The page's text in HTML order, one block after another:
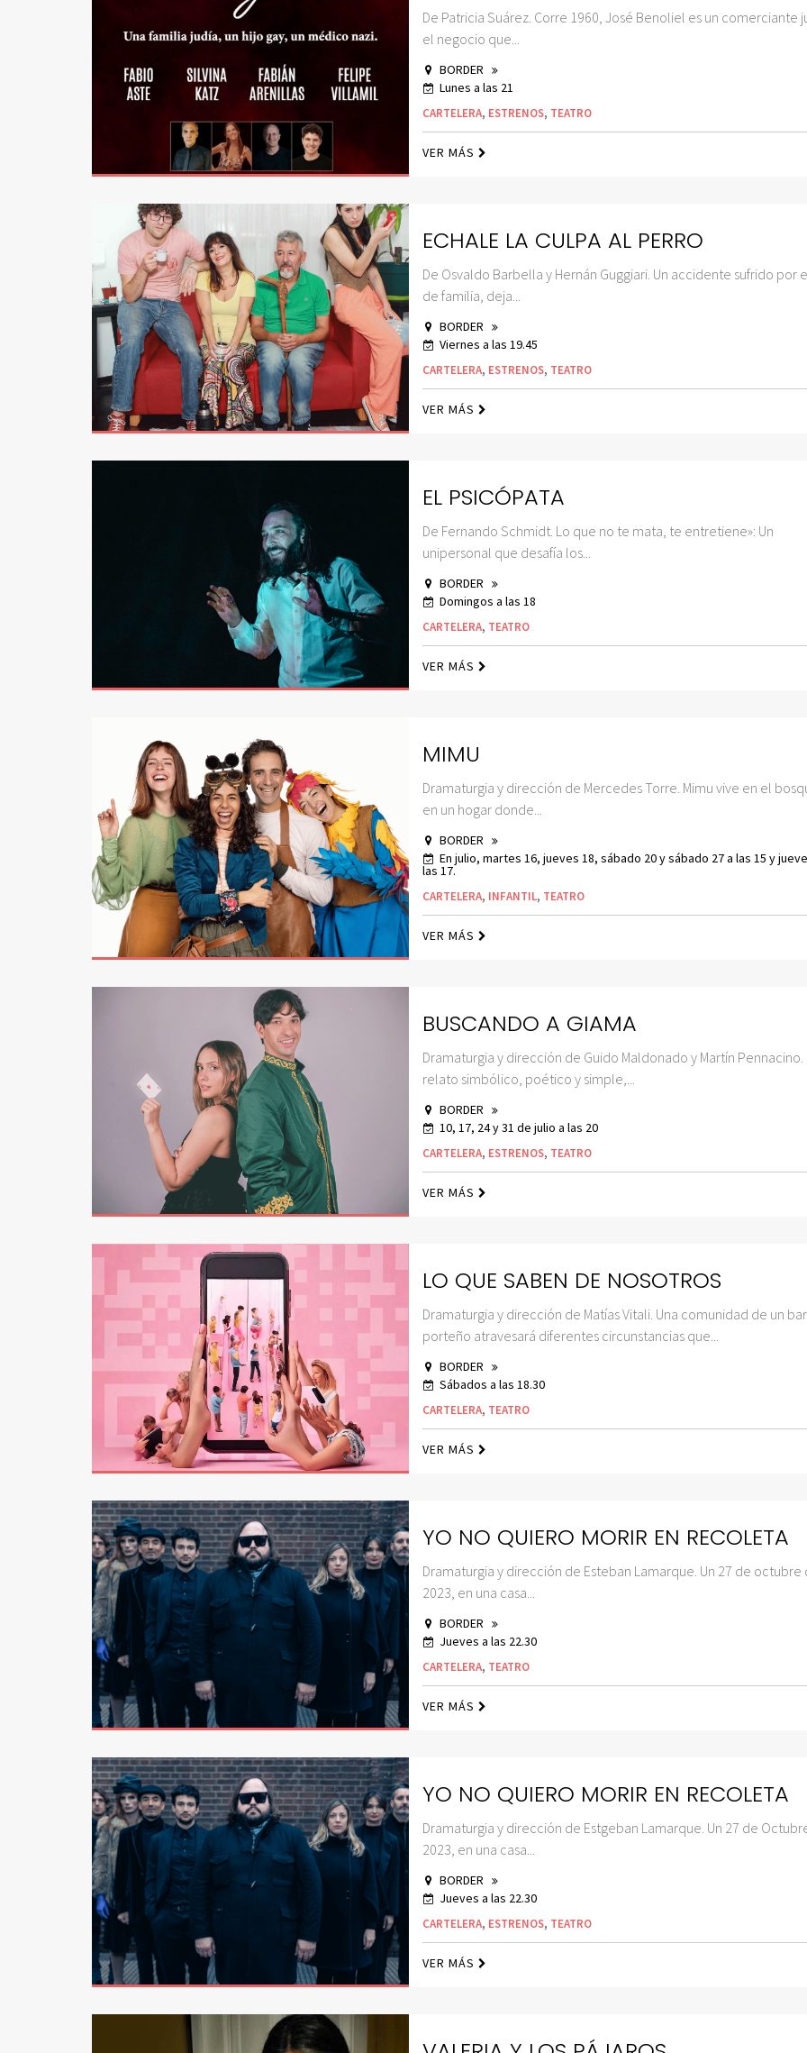
De Patricia Suárez. Corre 1960, José Benoliel es un comerciante
el negocio que...
BORDER
Lunes a las 21
CARTELERA, ESTRENOS, TEATRO
VER MÁS
ECHALE LA CULPA AL PERRO
De Osvaldo Barbella y Hernán Guggiari. Un accidente sufrido por
de familia, deja...
BORDER
Viernes a las 19.45
CARTELERA, ESTRENOS, TEATRO
VER MÁS
EL PSICÓPATA
De Fernando Schmidt. Lo que no te mata, te entretiene»: Un
unipersonal que desafía los...
BORDER
Domingos a las 18
CARTELERA, TEATRO
VER MÁS
MIMU
Dramaturgia y dirección de Mercedes Torre. Mimu vive en el
en un hogar donde...
BORDER
En julio, martes 16, jueves 18, sábado 20 y sábado 27 a las 15 y
las 17.
CARTELERA, INFANTIL, TEATRO
VER MÁS
BUSCANDO A GIAMA
Dramaturgia y dirección de Guido Maldonado y Martín Pennacino.
relato simbólico, poético y simple,...
BORDER
10, 17, 24 y 31 de julio a las 20
CARTELERA, ESTRENOS, TEATRO
VER MÁS
LO QUE SABEN DE NOSOTROS
Dramaturgia y dirección de Matías Vitali. Una comunidad de un
porteño atravesará diferentes circunstancias que...
BORDER
Sábados a las 18.30
CARTELERA, TEATRO
VER MÁS
YO NO QUIERO MORIR EN RECOLETA
Dramaturgia y dirección de Esteban Lamarque. Un 27 de octubre
2023, en una casa...
BORDER
Jueves a las 22.30
CARTELERA, TEATRO
VER MÁS
YO NO QUIERO MORIR EN RECOLETA
Dramaturgia y dirección de Estgeban Lamarque. Un 27 de
2023, en una casa...
BORDER
Jueves a las 22.30
CARTELERA, ESTRENOS, TEATRO
VER MÁS